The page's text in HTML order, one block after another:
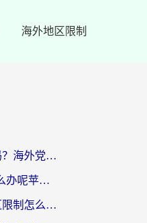
海外地区限制
咪咕视频在香港能用吗？海外党亲测有效的回国加速方案来了
国外看不了芒果TV怎么办呢苹果手机？海外党追剧游戏的全能解决方案
在巴西用搜狐视频地区限制怎么办？3步解决海外看国内剧的烦恼